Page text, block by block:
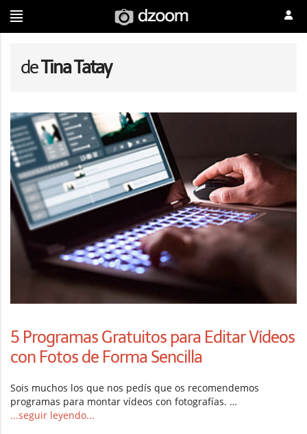
deTina Tatay
5 Programas Gratuitos para Editar Vídeos
con Fotos de Forma Sencilla
Sois muchos los que nos pedís que os recomendemos
programas para montar vídeos con fotografías. …
...seguir leyendo...